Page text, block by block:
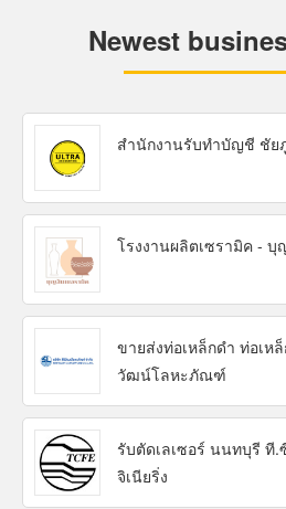
Newest
สำนักงานรับทำบัญชี ชัย
โรงงานผลิตเซรามิค -
ขายส่งท่อเหล็กดำ ท่อเห
วัฒน์โลหะภัณฑ์
รับตัดเลเซอร์ นนทบุรี ที
จิเนียริ่ง